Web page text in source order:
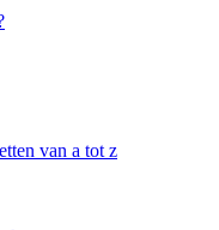
van a tot z